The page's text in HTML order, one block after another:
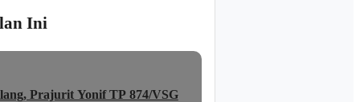
Ini
Prajurit Yonif TP 874/VSG